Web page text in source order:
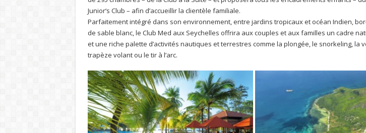
Junior‘s Club – afin d’accueillir la clientèle familiale.
Parfaitement intégré dans son environnement, entre jardins tropicaux et océan Indien,
de sable blanc, le Club Med aux Seychelles offrira aux couples et aux familles un cadre
et une riche palette d’activités nautiques et terrestres comme la plongée, le snorkeling, la
trapèze volant ou le tir à l’arc.